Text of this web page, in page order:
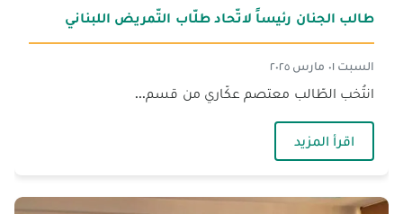
طالب الجنان رئيساً لاتّحاد طلّاب التّمريض اللبناني
السبت ٠١ مارس ٢٠٢٥
انتُخب الطّالب معتصم عكّاري من قسم...
اقرأ المزيد— طالب الجنان رئيساً لاتّحاد طلّاب التّمريض